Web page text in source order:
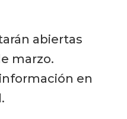
abiertas
marzo.
en